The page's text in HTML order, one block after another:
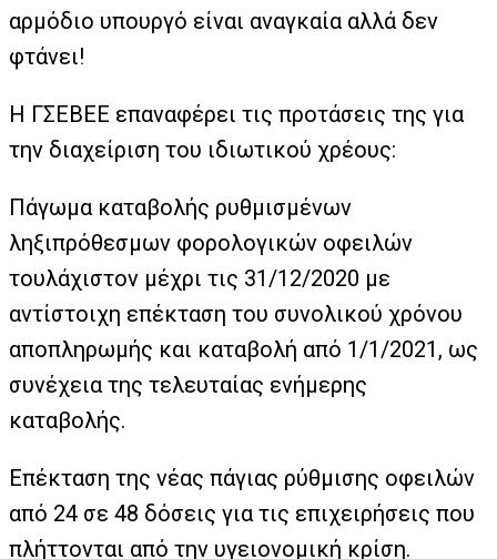
αρμόδιο υπουργό είναι αναγκαία αλλά δεν
φτάνει!
Η ΓΣΕΒΕΕ επαναφέρει τις προτάσεις της για
την διαχείριση του ιδιωτικού χρέους:
Πάγωμα καταβολής ρυθμισμένων
ληξιπρόθεσμων φορολογικών οφειλών
τουλάχιστον μέχρι τις 31/12/2020 με
αντίστοιχη επέκταση του συνολικού χρόνου
αποπληρωμής και καταβολή από 1/1/2021, ως
συνέχεια της τελευταίας ενήμερης
καταβολής.
Επέκταση της νέας πάγιας ρύθμισης οφειλών
από 24 σε 48 δόσεις για τις επιχειρήσεις που
πλήττονται από την υγειονομική κρίση.